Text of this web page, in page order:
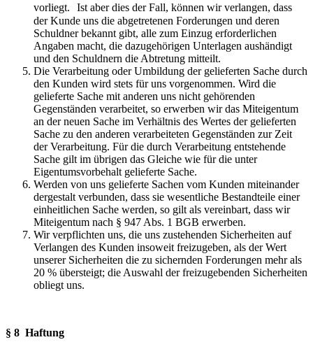
vorliegt. Ist aber dies der Fall, können wir verlangen, dass
der Kunde uns die abgetretenen Forderungen und deren
Schuldner bekannt gibt, alle zum Einzug erforderlichen
Angaben macht, die dazugehörigen Unterlagen aushändigt
und den Schuldnern die Abtretung mitteilt.
Die Verarbeitung oder Umbildung der gelieferten Sache durch
den Kunden wird stets für uns vorgenommen. Wird die
gelieferte Sache mit anderen uns nicht gehörenden
Gegenständen verarbeitet, so erwerben wir das Miteigentum
an der neuen Sache im Verhältnis des Wertes der gelieferten
Sache zu den anderen verarbeiteten Gegenständen zur Zeit
der Verarbeitung. Für die durch Verarbeitung entstehende
Sache gilt im übrigen das Gleiche wie für die unter
Eigentumsvorbehalt gelieferte Sache.
Werden von uns gelieferte Sachen vom Kunden miteinander
dergestalt verbunden, dass sie wesentliche Bestandteile einer
einheitlichen Sache werden, so gilt als vereinbart, dass wir
Miteigentum nach § 947 Abs. 1 BGB erwerben.
Wir verpflichten uns, die uns zustehenden Sicherheiten auf
Verlangen des Kunden insoweit freizugeben, als der Wert
unserer Sicherheiten die zu sichernden Forderungen mehr als
20 % übersteigt; die Auswahl der freizugebenden Sicherheiten
obliegt uns.
§ 8 Haftung